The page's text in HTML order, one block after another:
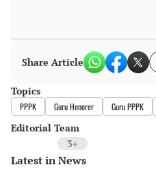
Share Article
Topics
PPPK Guru Honorer Guru PPPK
Editorial Team
3+
Editor
Latest in News